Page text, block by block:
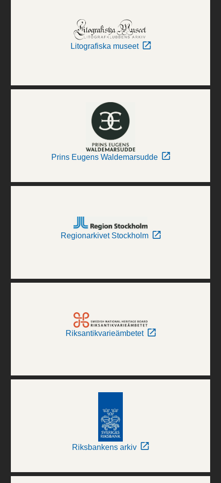
Litografiska museet
Prins Eugens Waldemarsudde
Regionarkivet Stockholm
Riksantikvarieämbetet
Riksbankens arkiv